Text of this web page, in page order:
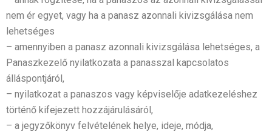
nem ér egyet, vagy ha a panasz azonnali kivizsgálása nem
lehetséges
– amennyiben a panasz azonnali kivizsgálása lehetséges, a
Panaszkezelő nyilatkozata a panasszal kapcsolatos
álláspontjáról,
– nyilatkozat a panaszos vagy képviselője adatkezeléshez
történő kifejezett hozzájárulásáról,
– a jegyzőkönyv felvételének helye, ideje, módja,